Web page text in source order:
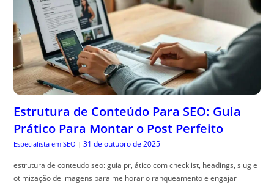
Estrutura de Conteúdo Para SEO: Guia
Prático Para Montar o Post Perfeito
Especialista em SEO | 31 de outubro de 2025
estrutura de conteudo seo: guia pr, ático com checklist, headings, slug e
otimização de imagens para melhorar o ranqueamento e engajar